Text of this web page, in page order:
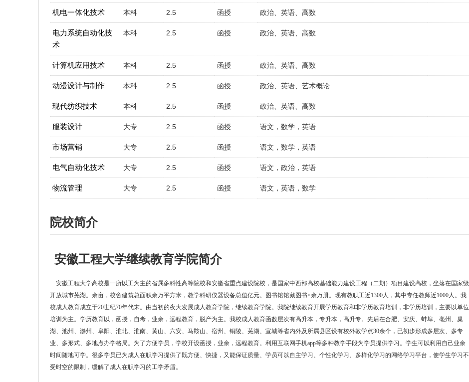
机电一体化技术 本科 2.5 函授 政治、英语、高数
电力系统自动化技
术
本科 2.5 函授 政治、英语、高数
计算机应用技术 本科 2.5 函授 政治、英语、高数
动漫设计与制作 本科 2.5 函授 政治、英语、艺术概论
现代纺织技术 本科 2.5 函授 政治、英语、高数
服装设计 大专 2.5 函授 语文，数学，英语
市场营销 大专 2.5 函授 语文，数学，英语
电气自动化技术 大专 2.5 函授 语文，政治，英语
物流管理 大专 2.5 函授 语文，英语，数学
院校简介
安徽工程大学继续教育学院简介
安徽工程大学高校是一所以工为主的省属多科性高等院校和安徽省重点建设院校，是国家中西部高校基础能力建设工程（二期）项目建设高校，坐落在国家级
开放城市芜湖。余亩，校舍建筑总面积余万平方米，教学科研仪器设备总值亿元。图书馆馆藏图书<余万册。现有教职工近1300人，其中专任教师近1000人。我
校成人教育成立于20世纪70年代末。由当初的夜大发展成人教育学院，继续教育学院。我院继续教育开展学历教育和非学历教育培训，非学历培训，主要以单位
培训为主。学历教育以，函授，自考，业余，远程教育，脱产为主。我校成人教育函数层次有高升本，专升本，高升专。先后在合肥、安庆、蚌埠、亳州、巢
湖、池州、滁州、阜阳、淮北、淮南、黄山、六安、马鞍山、宿州、铜陵、芜湖、宣城等省内外及所属县区设有校外教学点30余个，已初步形成多层次、多专
业、多形式、多地点办学格局。为了方便学员，学校开设函授，业余，远程教育。利用互联网手机app等多种教学手段为学员提供学习。学生可以利用自己业余
时间随地可学。很多学员已为成人在职学习提供了既方便、快捷，又能保证质量、学员可以自主学习、个性化学习、多样化学习的网络学习平台，使学生学习不
受时空的限制，缓解了成人在职学习的工学矛盾。